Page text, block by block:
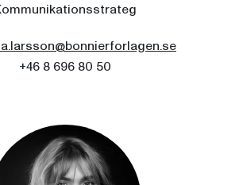
+46 8 696 80 50